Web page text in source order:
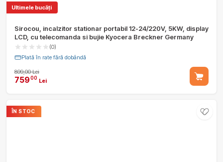
Ultimele bucăți
Sirocou, incalzitor stationar portabil 12-24/220V, 5KW, display
LCD, cu telecomanda si bujie Kyocera Breckner Germany
(0)
Plată în rate fără dobândă
899,00 Lei
75900 Lei
ÎN STOC